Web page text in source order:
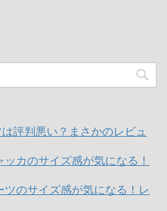
評判悪い？まさかのレビュ
カのサイズ感が気になる！
ツのサイズ感が気になる！レ